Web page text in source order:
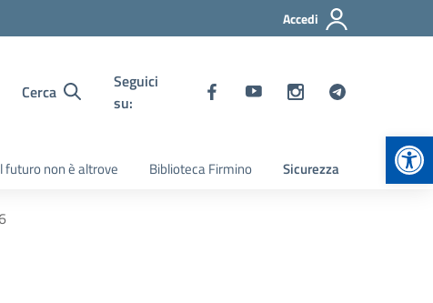
Accedi
Cerca
Seguici
su:
futuro non è altrove Biblioteca Firmino Sicurezza